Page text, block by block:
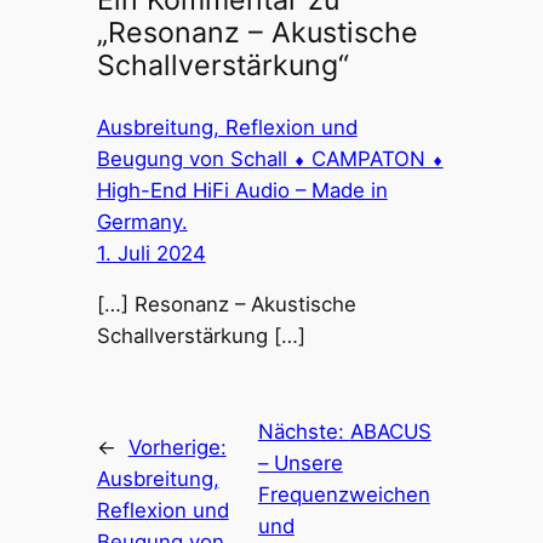
„Resonanz – Akustische
Schallverstärkung“
Ausbreitung, Reflexion und
Beugung von Schall ⬧ CAMPATON ⬧
High-End HiFi Audio – Made in
Germany.
1. Juli 2024
[…] Resonanz – Akustische
Schallverstärkung […]
← Vorherige:
Ausbreitung,
Reflexion und
Nächste: ABACUS
– Unsere
Frequenzweichen
und